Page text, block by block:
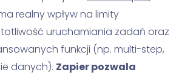
realny wpływ na limity
uruchamiania zadań oraz
funkcji (np. multi-step,
danych). Zapier pozwala